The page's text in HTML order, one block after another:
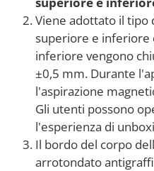
Viene adottato il tipo
superiore e inferiore
inferiore vengono
±0,5 mm. Durante
l'aspirazione
Gli utenti possono
l'esperienza di
Il bordo del corpo
arrotondato